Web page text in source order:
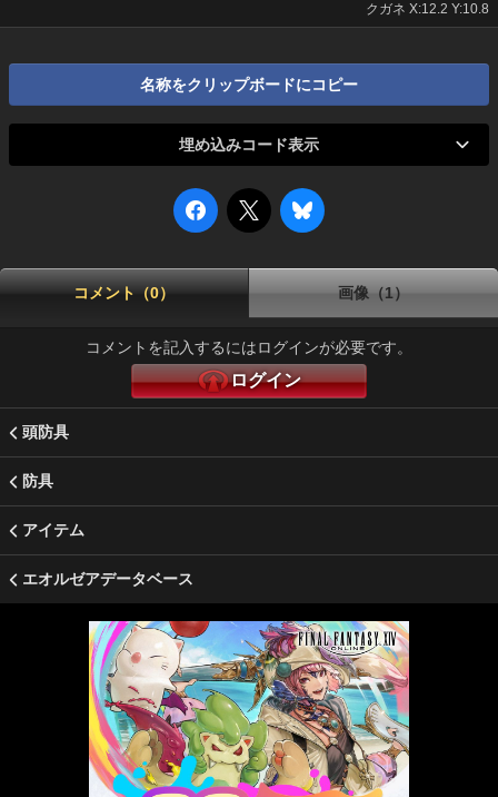
クガネ X:12.2 Y:10.8
名称をクリップボードにコピー
埋め込みコード表示
コメント（0） 画像（1）
コメントを記入するにはログインが必要です。
ログイン
頭防具
防具
アイテム
エオルゼアデータベース